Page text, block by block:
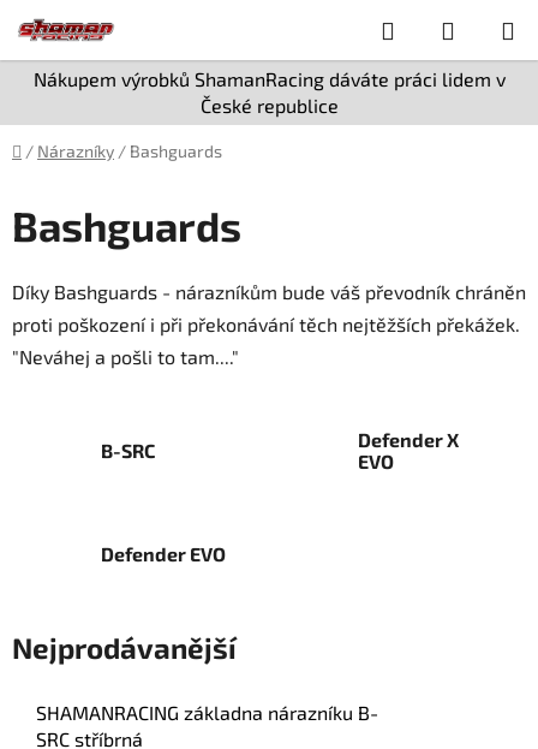
na
obsah
Nákupem výrobků ShamanRacing dáváte práci lidem v
České republice
Hledat
KOŠÍK
Domů
/ Nárazníky / Bashguards
Bashguards
Díky Bashguards - nárazníkům bude váš převodník chráněn
proti poškození i při překonávání těch nejtěžších překážek.
"Neváhej a pošli to tam...."
B-SRC
Defender X
EVO
Defender EVO
Nejprodávanější
SHAMANRACING základna nárazníku B-
SRC stříbrná